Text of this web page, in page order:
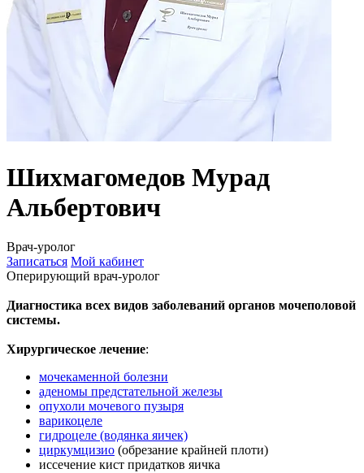
Шихмагомедов Мурад
Альбертович
Врач-уролог
Записаться Мой кабинет
Оперирующий врач-уролог
Диагностика всех видов заболеваний органов мочеполовой
системы.
Хирургическое лечение:
мочекаменной болезни
аденомы предстательной железы
опухоли мочевого пузыря
варикоцеле
гидроцеле (водянка яичек)
циркумцизио (обрезание крайней плоти)
иссечение кист придатков яичка